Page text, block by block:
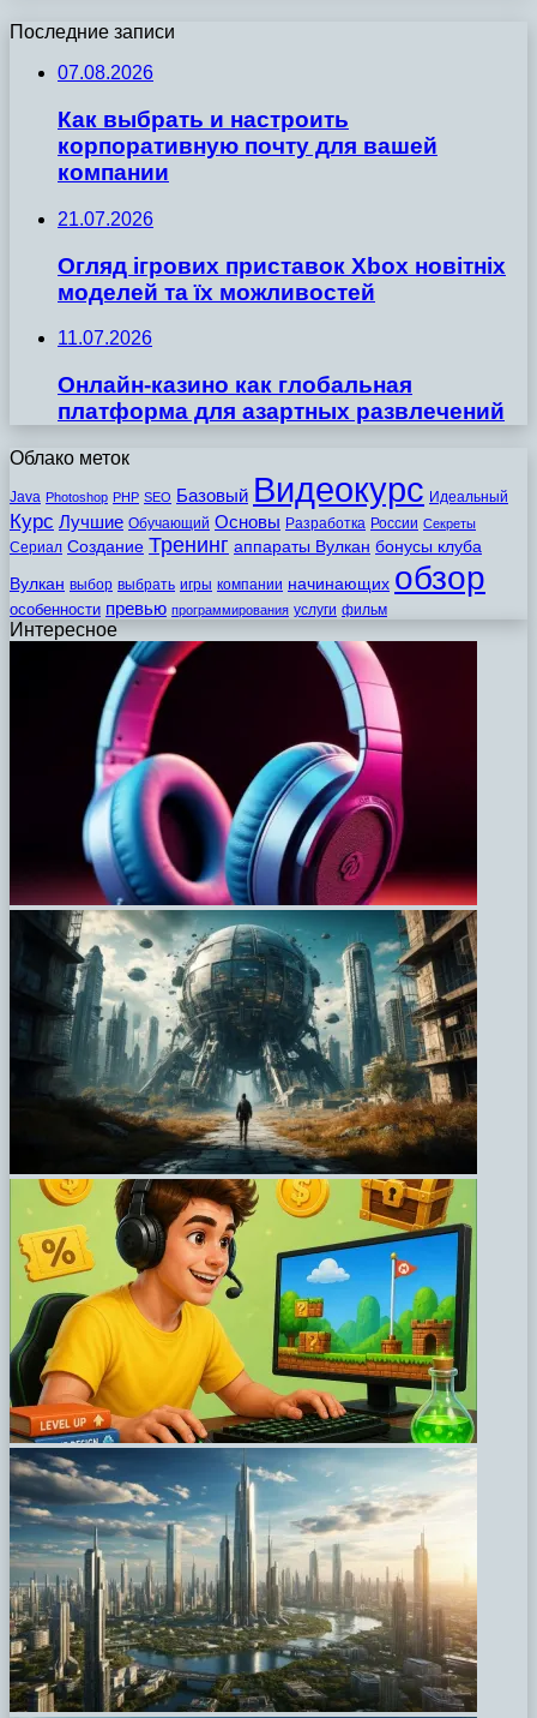
Последние записи
07.08.2026
Как выбрать и настроить
корпоративную почту для вашей
компании
21.07.2026
Огляд ігрових приставок Xbox новітніх
моделей та їх можливостей
11.07.2026
Онлайн-казино как глобальная
платформа для азартных развлечений
Облако меток
Java Photoshop PHP SEO Базовый Видеокурс Идеальный
Курс Лучшие Обучающий Основы Разработка России Секреты
Сериал Создание Тренинг аппараты Вулкан бонусы клуба
Вулкан выбор выбрать игры компании начинающих обзор
особенности превью программирования услуги фильм
Интересное